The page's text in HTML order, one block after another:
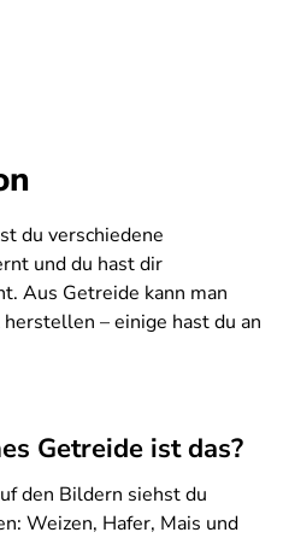
du verschiedene
und du hast dir
Aus Getreide kann man
– einige hast du an
Getreide ist das?
den Bildern siehst du
Weizen, Hafer, Mais und